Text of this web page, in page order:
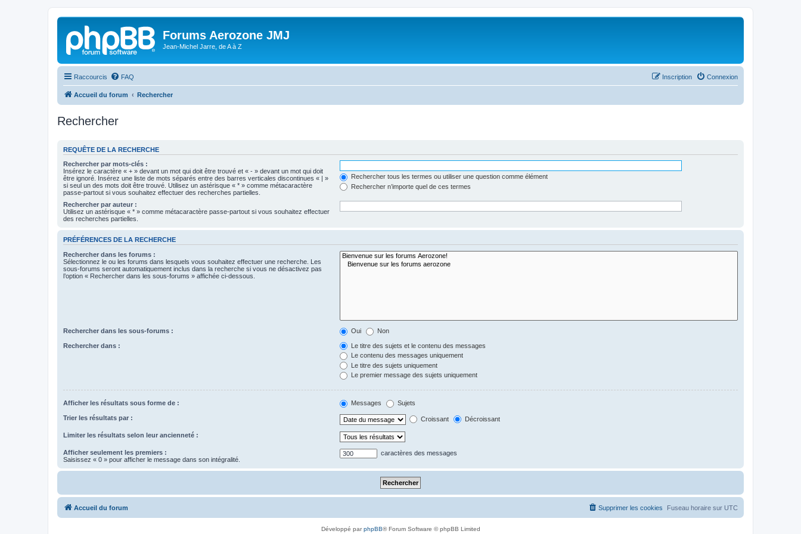
Forums Aerozone JMJ
Jean-Michel Jarre, de A à Z
Raccourcis FAQ Connexion
Inscription
Accueil du forum Rechercher
Rechercher
REQUÊTE DE LA RECHERCHE
Rechercher par mots-clés :
Insérez le caractère « + » devant un mot qui doit être trouvé et « - » devant un mot qui doit
être ignoré. Insérez une liste de mots séparés entre des barres verticales discontinues « | »
si seul un des mots doit être trouvé. Utilisez un astérisque « * » comme métacaractère
passe-partout si vous souhaitez effectuer des recherches partielles.
Rechercher tous les termes ou utiliser une question comme élément
Rechercher n’importe quel de ces termes
Rechercher par auteur :
Utilisez un astérisque « * » comme métacaractère passe-partout si vous souhaitez effectuer
des recherches partielles.
PRÉFÉRENCES DE LA RECHERCHE
Rechercher dans les forums :
Sélectionnez le ou les forums dans lesquels vous souhaitez effectuer une recherche. Les
sous-forums seront automatiquement inclus dans la recherche si vous ne désactivez pas
l’option « Rechercher dans les sous-forums » affichée ci-dessous.
Rechercher dans les sous-forums : Oui Non
Rechercher dans :
Le titre des sujets et le contenu des messages
Le contenu des messages uniquement
Le titre des sujets uniquement
Le premier message des sujets uniquement
Afficher les résultats sous forme de : Messages Sujets
Trier les résultats par : Croissant Décroissant
Limiter les résultats selon leur ancienneté :
Afficher seulement les premiers :
Saisissez « 0 » pour afficher le message dans son intégralité.
caractères des messages
Accueil du forum Fuseau horaire sur UTC
Supprimer les cookies
Développé parphpBB® Forum Software © phpBB Limited